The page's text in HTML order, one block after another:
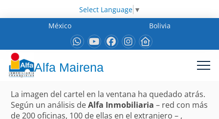
Select Language ▼
México
Bolivia
Alfa Mairena
La imagen del cartel en la ventana ha quedado atrás.
Según un análisis deAlfa Inmobiliaria – red con más
de 200 oficinas, 100 de ellas en el extranjero – ,